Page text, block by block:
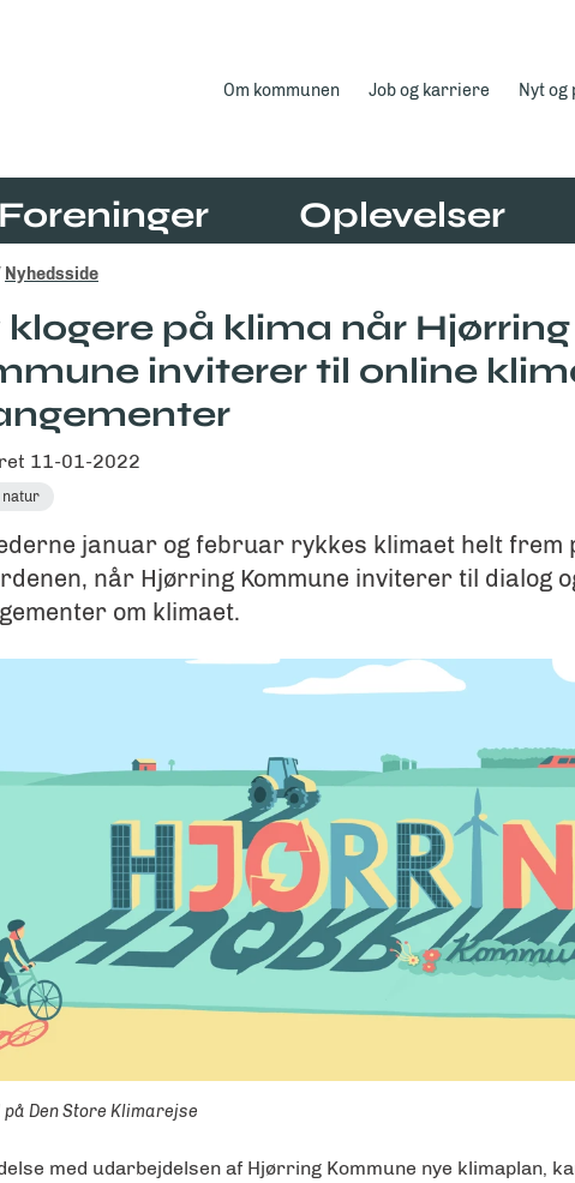
Om kommunen Job og karriere Nyt og
Foreninger Oplevelser
Nyhedsside
klogere på klima når Hjørring
inviterer til online
11-01-2022
natur
januar og februar rykkes klimaet helt frem
når Hjørring Kommune inviterer til dialog
om klimaet.
på Den Store Klimarejse
med udarbejdelsen af Hjørring Kommune nye klimaplan,